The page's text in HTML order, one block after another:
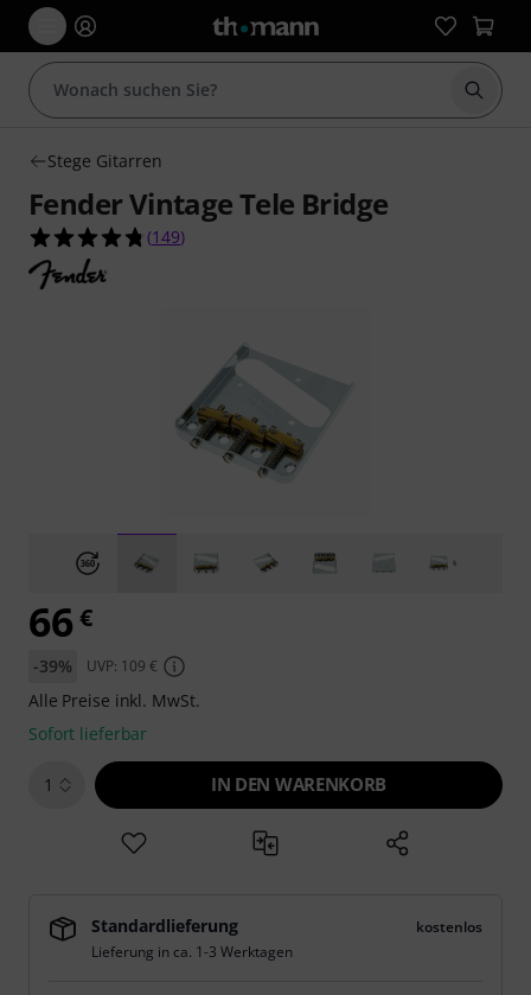
Suche
Stege Gitarren
Fender Vintage Tele Bridge
4.7 von 5 Sternen aus 149 Kundenbewertungen
(149)
66 €
-39% UVP: 109 €
Alle Preise inkl. MwSt.
Sofort lieferbar
1 IN DEN WARENKORB
Standardlieferung
kostenlos
Lieferung in ca. 1-3 Werktagen